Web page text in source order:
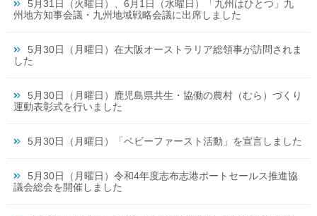
5月31日（火曜日）、6月1日（水曜日）「九州はひとつ」九
州地方知事会議・九州地域戦略会議に出席しました
5月30日（月曜日）在大阪オーストラリア総領事が訪問されま
した
5月30日（月曜日）鹿児島県共生・協働の農村（むら）づくり
運動表彰式を行いました
5月30日（月曜日）「ベビーファースト活動」を宣言しました
5月30日（月曜日）令和4年度志布志港ポートセールス推進協
議会総会を開催しました